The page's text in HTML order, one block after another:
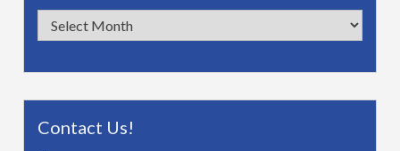
Archives
Contact Us!